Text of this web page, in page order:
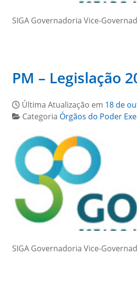
SIGA Governadoria Vice-
PM – Legislação
Última Atualização em 18 de
Categoria Órgãos do Poder
SIGA Governadoria Vice-